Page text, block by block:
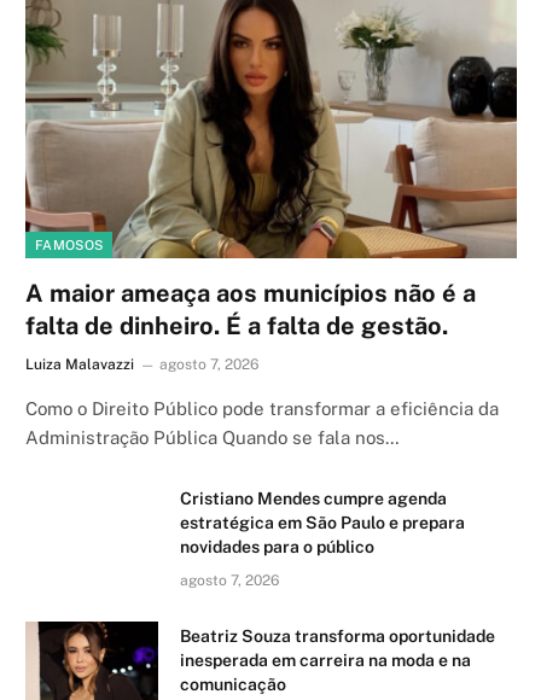
FAMOSOS
A maior ameaça aos municípios não é a
falta de dinheiro. É a falta de gestão.
Luiza Malavazzi agosto 7, 2026
Como o Direito Público pode transformar a eficiência da
Administração Pública Quando se fala nos…
Cristiano Mendes cumpre agenda
estratégica em São Paulo e prepara
novidades para o público
agosto 7, 2026
Beatriz Souza transforma oportunidade
inesperada em carreira na moda e na
comunicação